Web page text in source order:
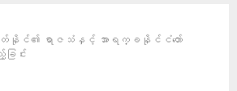
တ်နိုင်၏ ရာဇသံနှင့် အာရက္ခနိုင်ငံတော်
ြင်း